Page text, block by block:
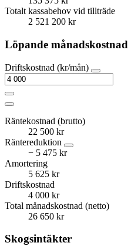
Totalt kassabehov vid tillträde
2 521 200 kr
Löpande månadskostnad
Driftskostnad (kr/mån)
Räntekostnad (brutto)
22 500 kr
Räntereduktion
− 5 475 kr
Amortering
5 625 kr
Driftskostnad
4 000 kr
Total månadskostnad (netto)
26 650 kr
Skogsintäkter